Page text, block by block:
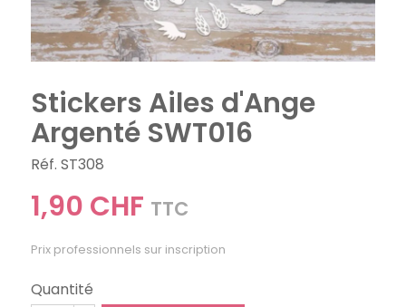
Stickers Ailes d'Ange
Argenté SWT016
Réf. ST308
1,90 CHF TTC
Prix professionnels sur inscription
Quantité